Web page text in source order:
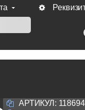
Forme при оплате по
АРТИКУЛ: 118694